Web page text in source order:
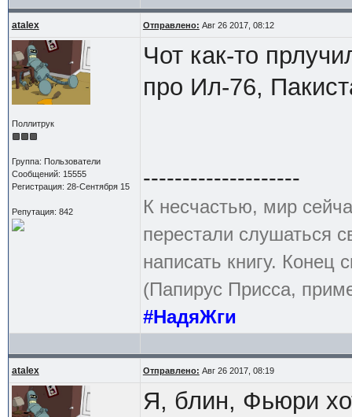
atalex Отправлено: Авг 26 2017, 08:12
Поллитрук
Группа: Пользователи
Сообщений: 15555
Регистрация: 28-Сентября 15
Репутация: 842
Чот как-то
про Ил-76,
--------------------
К несчастью, мир
перестали слушаться
написать книгу. Конец
(Папирус Присса,
#НадяЖги
atalex Отправлено: Авг 26 2017, 08:19
Я, блин, Фьюри